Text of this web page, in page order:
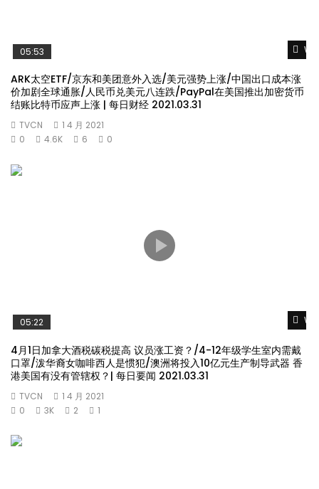
05:53
ARK太空ETF/京东和美团意外入选/美元强势上涨/中国出口成本涨
价加剧全球通胀/人民币兑美元八连跌/PayPal在美国推出加密货币
结账比特币应声上涨 | 每日财经 2021.03.31
TVCN
1 4 月 2021
0
4.6K 6 0
05:22
4月1日加拿大酒税碳税提高 议员涨工资？/4-12年级学生室内需戴
口罩/泼华裔女咖啡西人是惯犯/澳洲将投入10亿元生产制导武器 香
港美国有没有管辖权？| 每日要闻 2021.03.31
TVCN
1 4 月 2021
0
3K 2 1